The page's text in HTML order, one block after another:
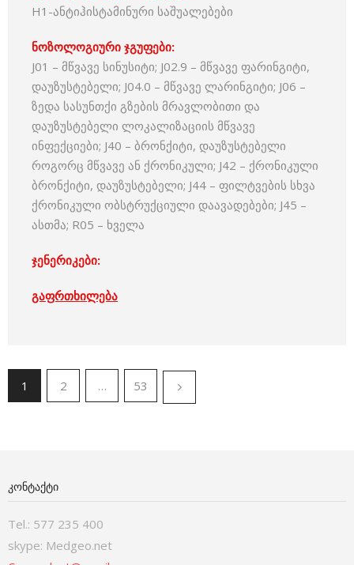
H1-ანტიჰისტამინური საშუალებები
ნოზოლოგიური ჯგუფები:
J01 – მწვავე სინუსიტი; J02.9 – მწვავე ფარინგიტი,
დაუზუსტებელი; J04.0 – მწვავე ლარინგიტი; J06 –
ზედა სასუნთქი გზების მრავლობითი და
დაუზუსტებელი ლოკალიზაციის მწვავე
ინფექციები; J40 – ბრონქიტი, დაუზუსტებელი
როგორც მწვავე ან ქრონიკული; J42 – ქრონიკული
ბრონქიტი, დაუზუსტებელი; J44 – ფილტვების სხვა
ქრონიკული ობსტრუქციული დაავადებები; J45 –
ასთმა; R05 – ხველა
ჯენერიკები:
გაფრთხილება
1 2 … 53
ᲙᲝᲜᲢᲐᲥᲢᲘ
Tel.: 577 235 400
skype: Medgeo.net